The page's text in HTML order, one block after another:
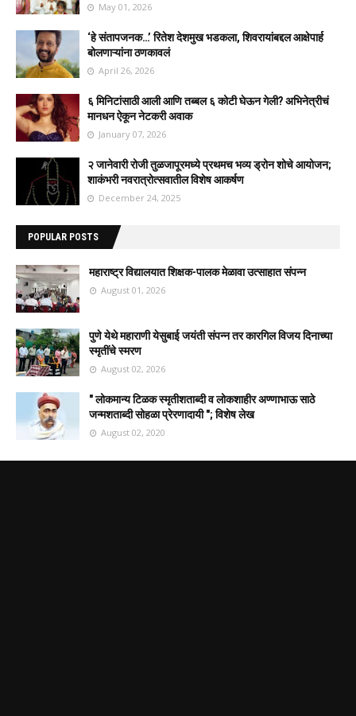
May 01, 2026
‘हे संतापजनक…’ रितेश देशमुख भडकला, शिवरायांबद्दल आक्षेपार्ह
बोलणाऱ्यांना ठणकावलं
April 26, 2026
६ मिनिटांसाठी आली आणि तब्बल ६ कोटी घेऊन गेली? अभिनेत्रीचं
मानधन ऐकून नेटकरी अवाक
January 07, 2026
२ जानेवारी रोजी तुळजापूरमध्ये प्रथमच भव्य ड्रोन शोचे आयोजन;
शाकंभरी नवरात्रोत्सवातील विशेष आकर्षण
December 24, 2025
POPULAR POSTS
महाराष्ट्र विद्यालयात शिक्षक-पालक मेळावा उत्साहात संपन्न
August 01, 2026
पुणे येथे महाराणी येसुबाई जयंती संपन्न तर कारगिल विजय दिनाच्या
स्मृतींचे स्मरण
August 02, 2026
" लोकमान्य टिळक स्मृतीशताब्दी व लोकशाहीर अण्णाभाऊ साठे
जन्मशताब्दी सोहळा प्रेरणादायी "; विशेष लेख
August 02, 2020